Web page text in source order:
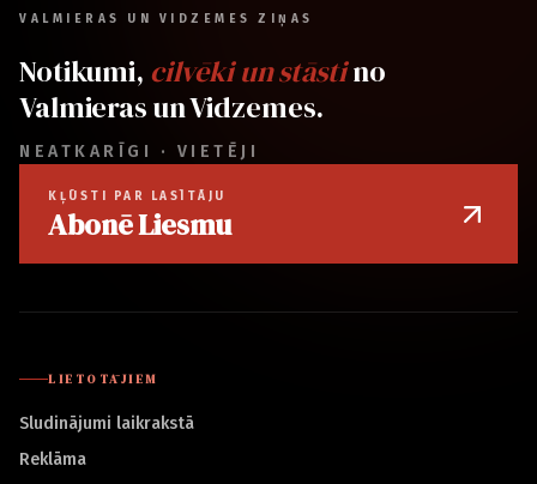
VALMIERAS UN VIDZEMES ZIŅAS
Notikumi, cilvēki un stāstino
Valmieras un Vidzemes.
NEATKARĪGI · VIETĒJI
KĻŪSTI PAR LASĪTĀJU
Abonē Liesmu
LIETOTĀJIEM
Sludinājumi laikrakstā
Reklāma